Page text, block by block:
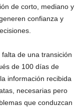
de corto, mediano y
confianza y
de una transición
de 100 días de
información recibida
necesarias pero
que conduzcan